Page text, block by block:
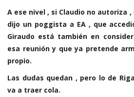
A ese nivel , si Claudio no autoriza
dijo un poggista a EA , que
Giraudo está también en
esa reunión y que ya pretende
propio.
Las dudas quedan , pero lo de
va a traer cola.